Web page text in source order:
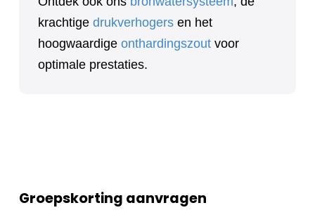
krachtige drukverhogers en het
hoogwaardige onthardingszout voor
optimale prestaties.
Groepskorting aanvragen